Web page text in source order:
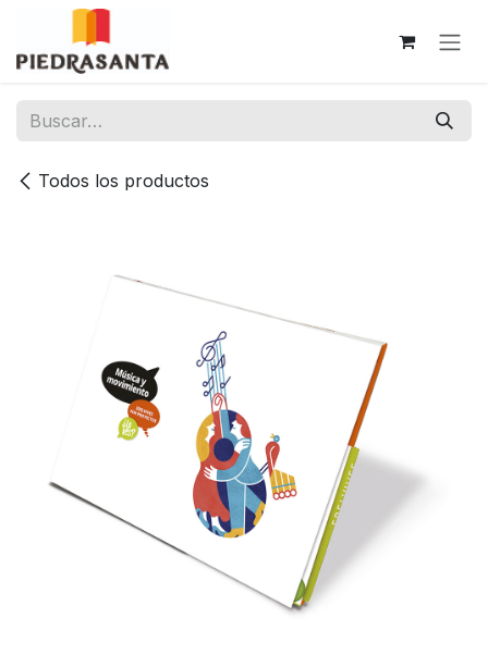
Ir al contenido
Todos los productos